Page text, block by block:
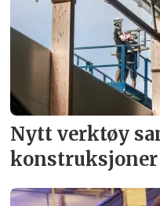
Nytt verktøy
konstruksjoner